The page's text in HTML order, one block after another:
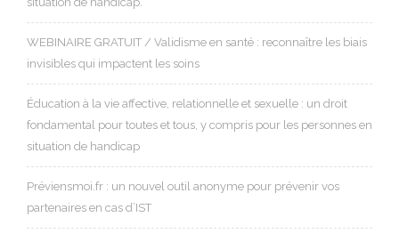
WEBINAIRE GRATUIT / Validisme en santé : reconnaître les biais
invisibles qui impactent les soins
Éducation à la vie affective, relationnelle et sexuelle : un droit
fondamental pour toutes et tous, y compris pour les personnes en
situation de handicap
Préviensmoi.fr : un nouvel outil anonyme pour prévenir vos
partenaires en cas d’IST